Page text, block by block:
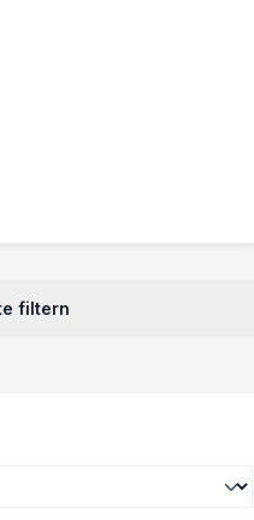
filtern